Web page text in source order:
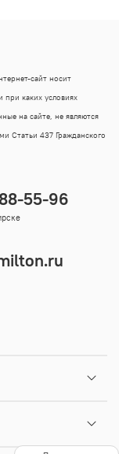
55-96
сайт носит
каких условиях
на сайте, не являются
Статьи 437 Гражданского